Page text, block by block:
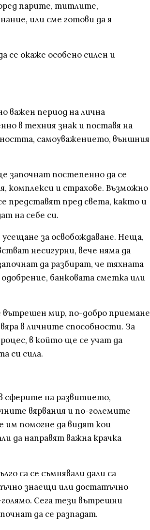
парите, титлите,
или сме готови да я
се окаже особено силен и
важен период на лична
в техния знак и поставя на
самоуважението, външния
започнат постепенно да се
комплекси и страхове. Възможно
представят пред света, както и
на себе си.
за освобождаване. Неща,
несигурни, вече няма да
да разбират, че тяхната
банковата сметка или
мир, по-добро приемане
в личните способности. За
в който ще се учат да
си сила.
сферите на развитието,
вярвания и по-големите
им помогне да видят кои
да направят важна крачка
са се съмнявали дали са
знаещи или достатъчно
Сега тези вътрешни
да се разпадат.